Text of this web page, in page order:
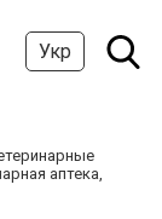
Укр
аптека,